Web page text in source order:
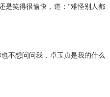
笑得很愉快，道：“难怪别人都
不想问问我，卓玉贞是我的什么